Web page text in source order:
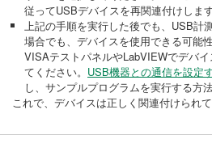
従ってUSBデバイスを再関連付けします
上記の手順を実行した後でも、USB計
場合でも、デバイスを使用できる可能
VISAテストパネルやLabVIEWでデバ
てください。 USB機器との通信を設定
し、サンプルプログラムを実行する方
これで、デバイスは正しく関連付けられて